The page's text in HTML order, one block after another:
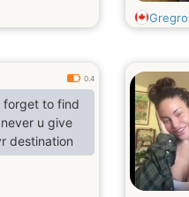
0.4
forget to find
u give
destination